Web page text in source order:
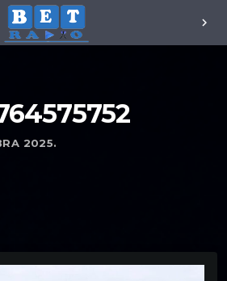
chevron_right
2025.